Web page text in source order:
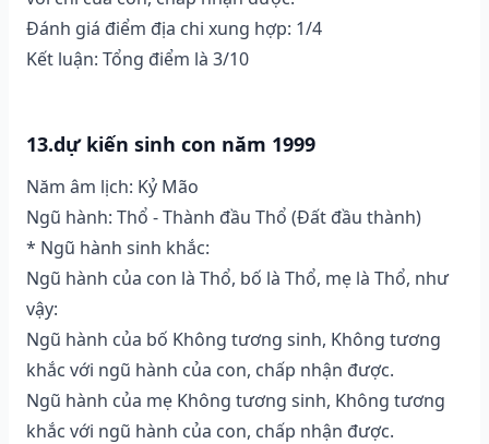
Đánh giá điểm địa chi xung hợp: 1/4
Kết luận: Tổng điểm là 3/10
13.dự kiến sinh con năm 1999
Năm âm lịch: Kỷ Mão
Ngũ hành: Thổ - Thành đầu Thổ (Ðất đầu thành)
* Ngũ hành sinh khắc:
Ngũ hành của con là Thổ, bố là Thổ, mẹ là Thổ, như
vậy:
Ngũ hành của bố Không tương sinh, Không tương
khắc với ngũ hành của con, chấp nhận được.
Ngũ hành của mẹ Không tương sinh, Không tương
khắc với ngũ hành của con, chấp nhận được.